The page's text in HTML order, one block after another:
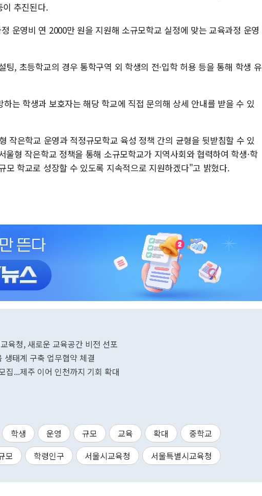
이 추진된다.
운영비 연 2000만 원을 지원해 소규모학교 실정에 맞는 교육과정 운영
팅, 초등학교의 경우 통학구역 외 학생의 전·입학 허용 등을 통해 학생 유
는 학생과 보호자는 해당 학교에 직접 문의해 상세 안내를 받을 수 있
작은학교 운영과 적정규모학교 육성 정책 간의 균형을 뒷받침할 수 있
형 작은학교 정책을 통해 소규모학교가 지역사회와 협력하여 학생·학
모 학교로 성장할 수 있도록 지속적으로 지원하겠다"고 밝혔다.
육청, 새로운 교육공간 비전 선포
태계 구축 업무협약 체결
집...제주 이어 인천까지 기회 확대
학생 운영 규모 교육 확대
중학교
모 학령인구 서울시교육청 서울특별시교육청